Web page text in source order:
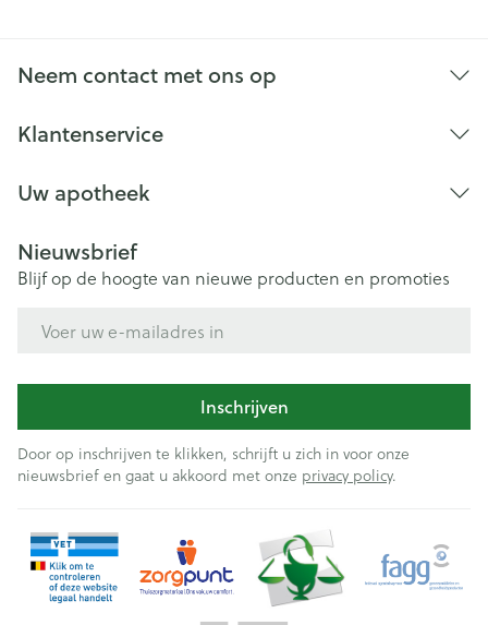
Neem contact met ons op
Klantenservice
Uw apotheek
Nieuwsbrief
Blijf op de hoogte van nieuwe producten en promoties
Inschrijven
Door op inschrijven te klikken, schrijft u zich in voor onze
nieuwsbrief en gaat u akkoord met onze privacy policy.